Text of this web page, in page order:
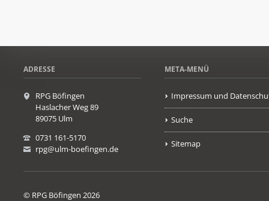
ADRESSE
RPG Böfingen
Haslacher Weg 89
89075 Ulm
0731 161-5170
rpg@ulm-boefingen.de
META-MENÜ
Impressum und
Suche
Sitemap
© RPG Böfingen 2026